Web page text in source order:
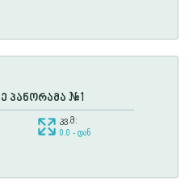
პანორამა #1
კვ.მ:
0.0 - დან